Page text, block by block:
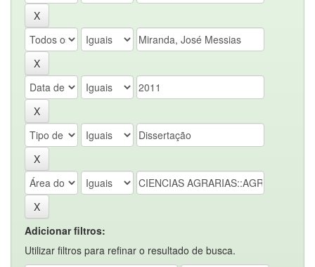
Adicionar filtros:
Utilizar filtros para refinar o resultado de busca.